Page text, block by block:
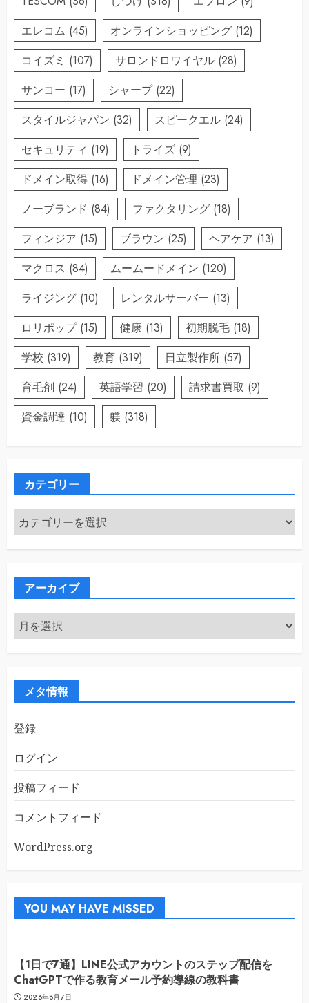
エレコム (45) オンラインショッピング (12)
コイズミ (107) サロンドロワイヤル (28)
サンコー (17) シャープ(22)
スタイルジャパン (32) スピークエル (24)
セキュリティ (19) トライズ (9)
ドメイン取得 (16) ドメイン管理 (23)
ノーブランド (84) ファクタリング (18)
フィンジア (15) ブラウン (25) ヘアケア (13)
マクロス (84) ムームードメイン (120)
ライジング (10) レンタルサーバー (13)
ロリポップ(15) 健康 (13) 初期脱毛 (18)
学校 (319) 教育 (319) 日立製作所 (57)
育毛剤 (24) 英語学習 (20) 請求書買取 (9)
資金調達 (10) 躾 (318)
カテゴリー
カ
テ
ゴ
アーカイブ
ア
ー
カ
メタ情報
登録
ログイン
投稿フィード
コメントフィード
WordPress.org
YOU MAY HAVE MISSED
【1日で7通】LINE公式アカウントのステップ配信を
ChatGPTで作る教育メール予約導線の教科書
2026年8月7日